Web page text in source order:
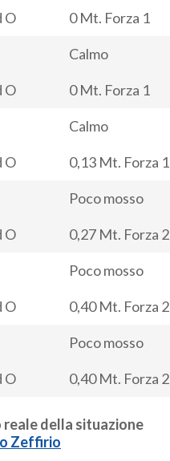
O 0 Mt. Forza 1
Calmo
O 0 Mt. Forza 1
Calmo
O 0,13 Mt. Forza 1
Poco mosso
O 0,27 Mt. Forza 2
Poco mosso
O 0,40 Mt. Forza 2
Poco mosso
O 0,40 Mt. Forza 2
della situazione
Zeffirio